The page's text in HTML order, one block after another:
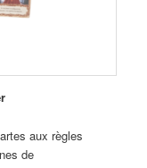
aux règles
de